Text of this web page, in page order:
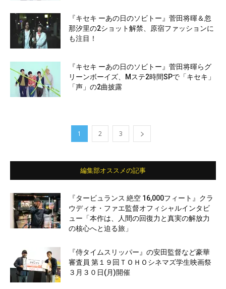
『キセキ ーあの日のソビトー』菅田将暉＆忽
那汐里の2ショット解禁、原宿ファッションに
も注目！
『キセキ ーあの日のソビトー』菅田将暉らグ
リーンボーイズ、Mステ2時間SPで「キセキ」
「声」の2曲披露
1 2 3
編集部オススメの記事
『タービュランス 絶空 16,000フィート』クラ
ウディオ・ファエ監督オフィシャルインタビ
ュー「本作は、人間の回復力と真実の解放力
の核心へと迫る旅」
『侍タイムスリッパー』の安田監督など豪華
審査員 第１９回ＴＯＨＯシネマズ学生映画祭
３月３０日(月)開催